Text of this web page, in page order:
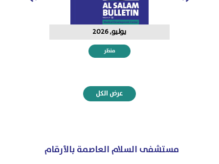
يوليو, 2026
منظر
عرض الكل
مستشفى السلام العاصمة بالأرقام